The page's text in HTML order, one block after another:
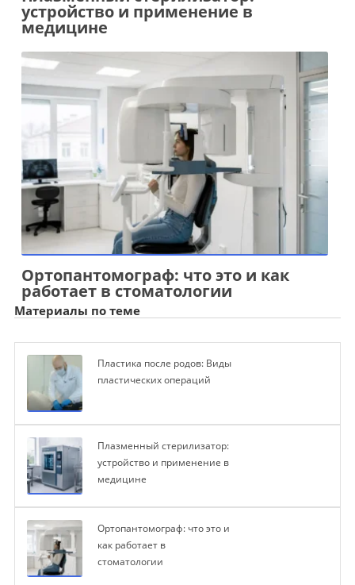
устройство и применение в
медицине
Ортопантомограф: что это и как
работает в стоматологии
Материалы по теме
Пластика после родов: Виды
пластических операций
Плазменный стерилизатор:
устройство и применение в
медицине
Ортопантомограф: что это и
как работает в
стоматологии